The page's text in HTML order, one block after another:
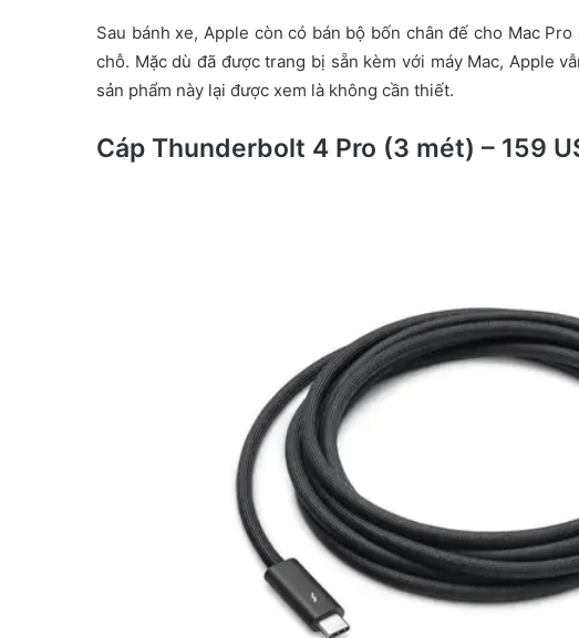
Sau bánh xe, Apple còn có bán bộ bốn chân đế cho Mac
chỗ. Mặc dù đã được trang bị sẵn kèm với máy Mac, Apple
sản phẩm này lại được xem là không cần thiết.
Cáp Thunderbolt 4 Pro (3 mét) – 159